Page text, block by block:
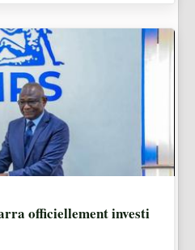
officiellement investi